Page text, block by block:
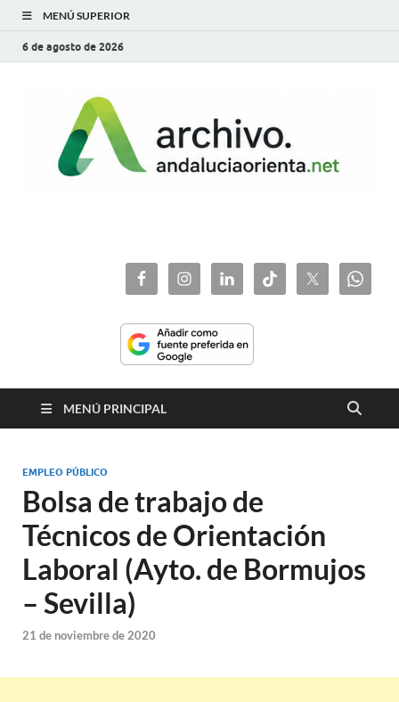
MENÚ SUPERIOR
6 de agosto de 2026
MENÚ PRINCIPAL
EMPLEO PÚBLICO
Bolsa de trabajo de
Técnicos de Orientación
Laboral (Ayto. de Bormujos
– Sevilla)
21 de noviembre de 2020